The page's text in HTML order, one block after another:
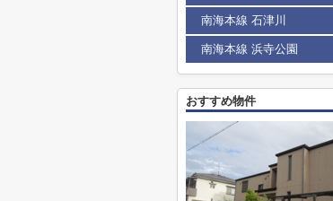
南海本線 石津川
南海本線 浜寺公園
おすすめ物件